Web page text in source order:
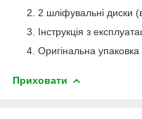
2 шліфувальні диски
Інструкція з
Оригінальна упаковка
Приховати